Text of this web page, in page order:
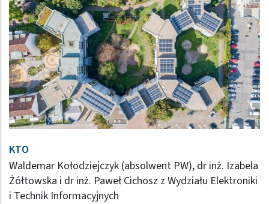
KTO
Waldemar Kołodziejczyk (absolwent PW), dr inż. Izabela
Żółtowska i dr inż. Paweł Cichosz z Wydziału Elektroniki
i Technik Informacyjnych